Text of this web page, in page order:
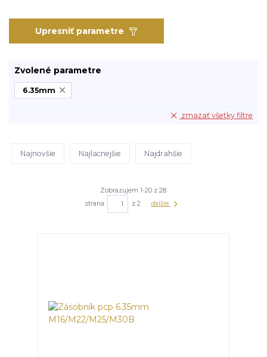
Upresniť parametre
Zvolené parametre
6.35mm
zmazať všetky filtre
Najnovšie Najlacnejšie Najdrahšie
Zobrazujem 1-20 z 28
strana
z 2 ďalšie